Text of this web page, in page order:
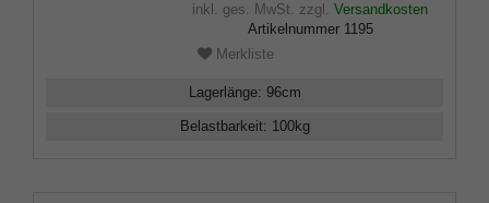
inkl. ges. MwSt. zzgl. Versandkosten
Artikelnummer 1195
Merkliste
Lagerlänge: 96cm
Belastbarkeit: 100kg